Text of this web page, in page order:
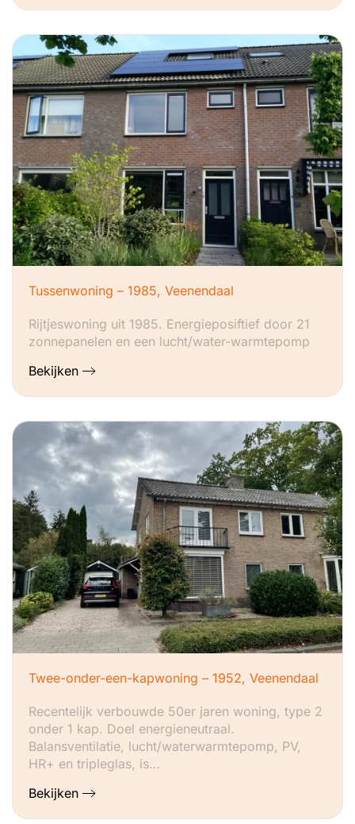
Tussenwoning – 1985, Veenendaal
Rijtjeswoning uit 1985. Energieposiftief door 21
zonnepanelen en een lucht/water-warmtepomp
Bekijken
Twee-onder-een-kapwoning – 1952, Veenendaal
Recentelijk verbouwde 50er jaren woning, type 2
onder 1 kap. Doel energieneutraal.
Balansventilatie, lucht/waterwarmtepomp, PV,
HR+ en tripleglas, is…
Bekijken